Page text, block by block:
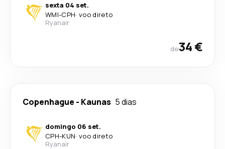
sexta 04 set.
WMI-CPH· voo direto
Ryanair
de34 €
Copenhague - Kaunas 5 dias
domingo 06 set.
CPH-KUN· voo direto
Ryanair